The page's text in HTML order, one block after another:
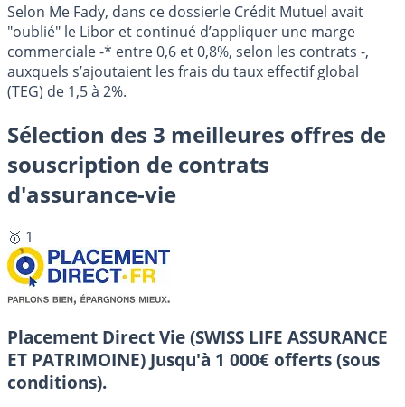
Selon Me Fady, dans ce dossierle Crédit Mutuel avait
"oublié" le Libor et continué d’appliquer une marge
commerciale -* entre 0,6 et 0,8%, selon les contrats -,
auxquels s’ajoutaient les frais du taux effectif global
(TEG) de 1,5 à 2%.
Sélection des 3 meilleures offres de
souscription de contrats
d'assurance-vie
🥇 1
Placement Direct Vie (SWISS LIFE ASSURANCE
ET PATRIMOINE) Jusqu'à 1 000€ offerts (sous
conditions).